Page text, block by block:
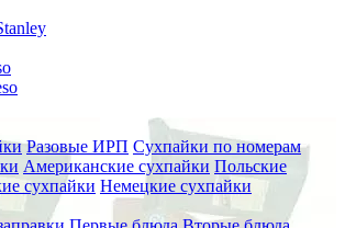
Разовые ИРП Сухпайки по номерам
Американские сухпайки Польские
сухпайки Немецкие сухпайки